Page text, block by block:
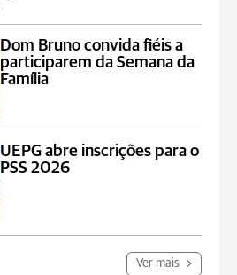
Dom Bruno convida fiéis a
participarem da Semana da
Família
UEPG abre inscrições para o
PSS 2026
Ver mais